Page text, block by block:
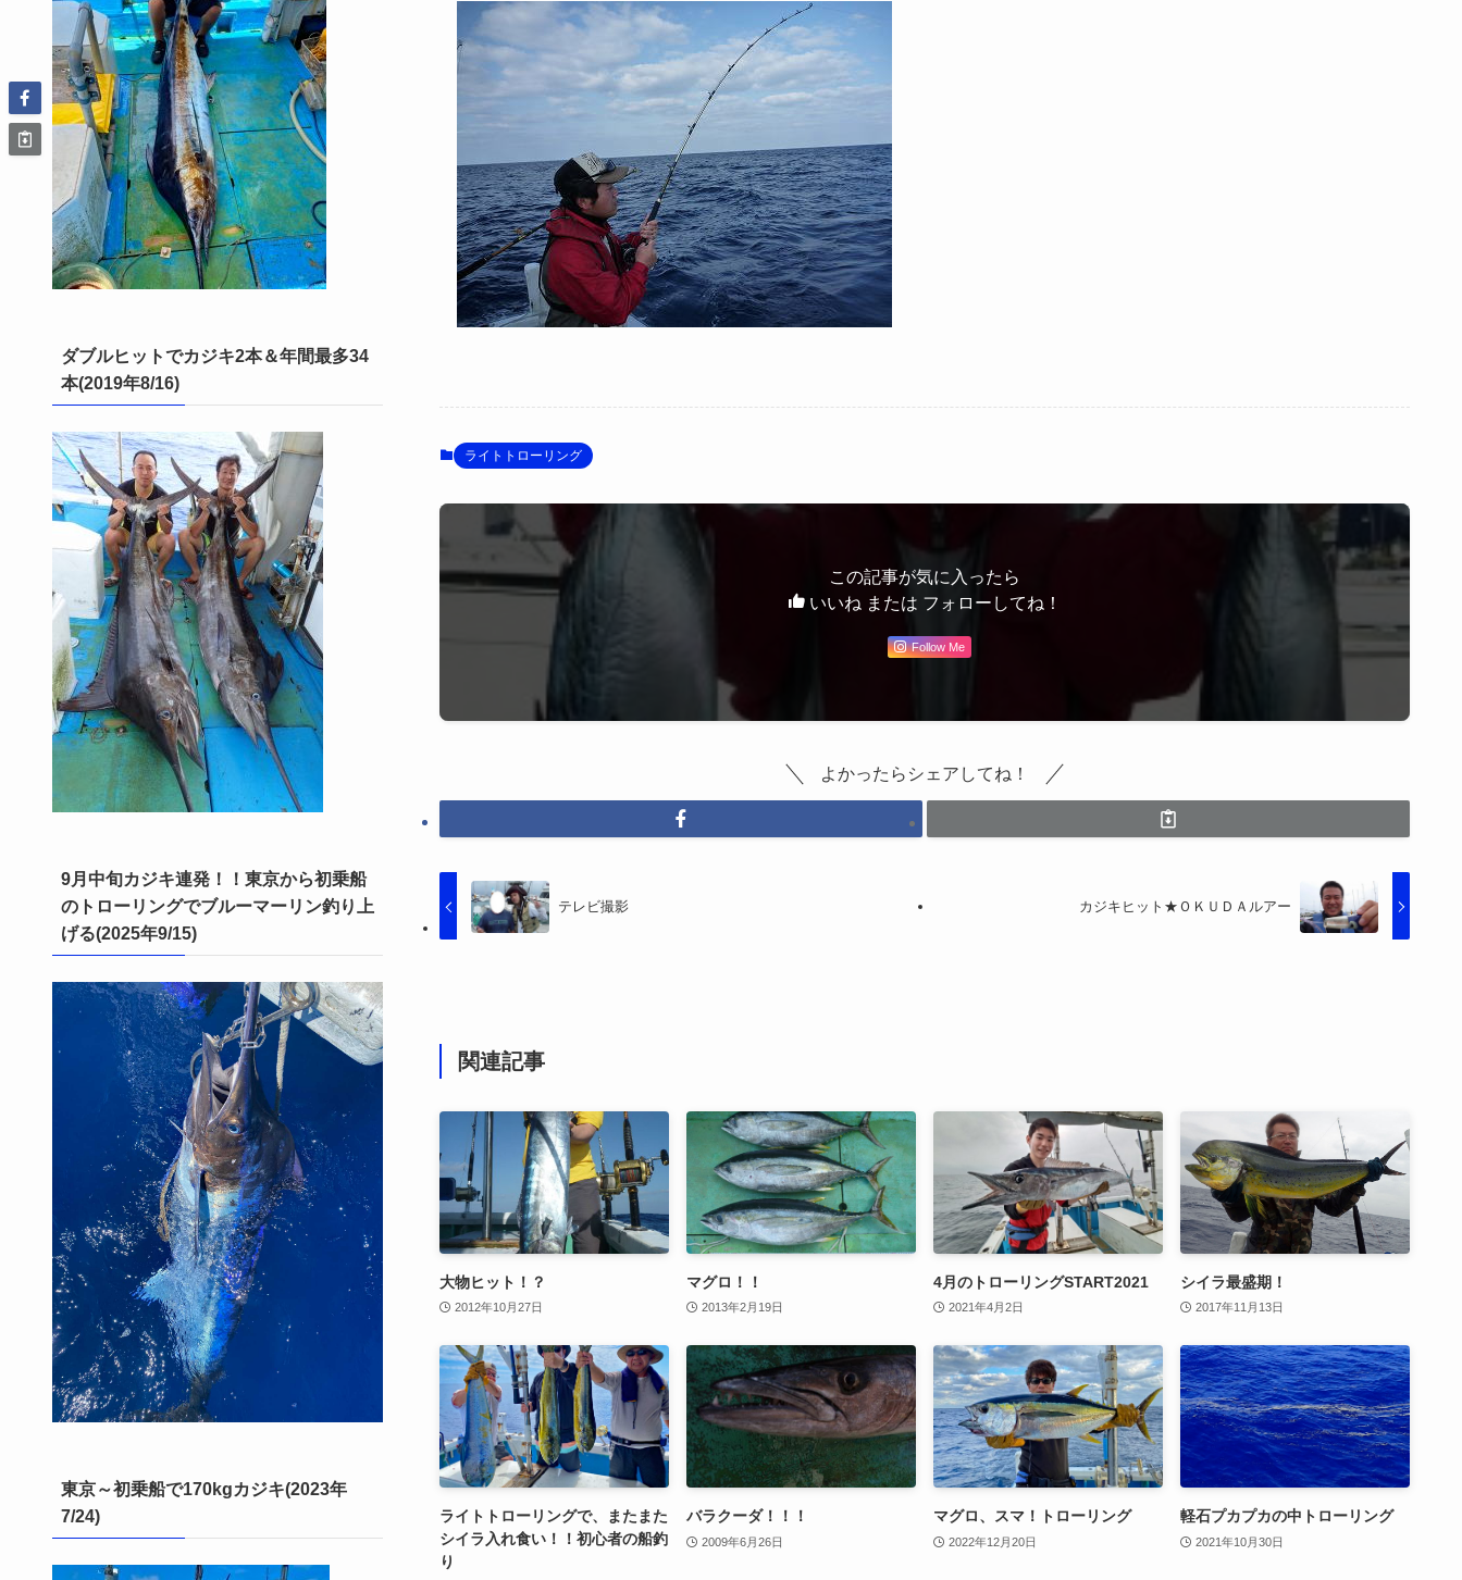
ライトトローリング
この記事が気に入ったら
いいね または フォローしてね！
Follow Me
よかったらシェアしてね！
テレビ撮影 カジキヒット★ＯＫＵＤＡルアー
関連記事
大物ヒット！？
2012年10月27日
マグロ！！
2013年2月19日
4月のトローリングSTART2021
2021年4月2日
シイラ最盛期！
2017年11月13日
ライトトローリングで、またまた
シイラ入れ食い！！初心者の船釣
り
バラクーダ！！！
2009年6月26日
マグロ、スマ！トローリング
2022年12月20日
軽石プカプカの中トローリング
2021年10月30日
ダブルヒットでカジキ2本＆年間最多34
本(2019年8/16)
9月中旬カジキ連発！！東京から初乗船
のトローリングでブルーマーリン釣り上
げる(2025年9/15)
東京～初乗船で170kgカジキ(2023年
7/24)